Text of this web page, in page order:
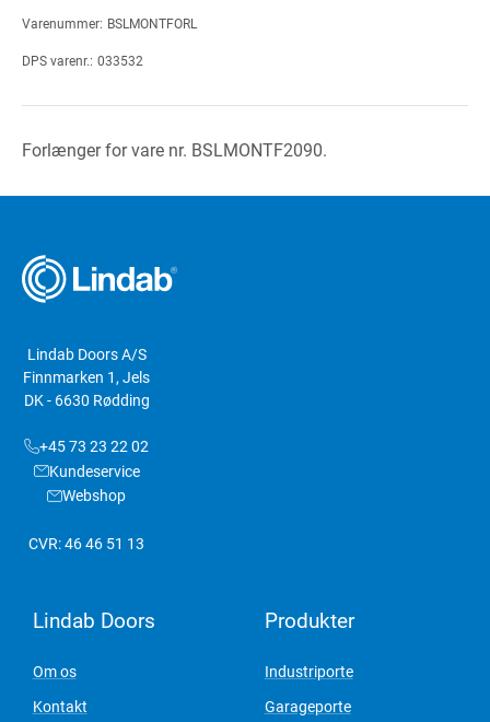
Varenummer: BSLMONTFORL
DPS varenr.: 033532
Forlænger for vare nr. BSLMONTF2090.
Lindab Doors A/S
Finnmarken 1, Jels
DK - 6630 Rødding
+45 73 23 22 02
Kundeservice
Webshop
CVR: 46 46 51 13
Lindab Doors
Om os
Kontakt
Produkter
Industriporte
Garageporte